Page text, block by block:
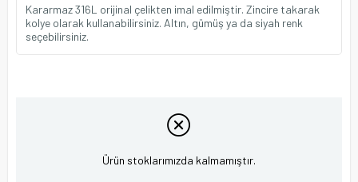
Kararmaz 316L orijinal çelikten imal edilmiştir. Zincire takarak
kolye olarak kullanabilirsiniz. Altın, gümüş ya da siyah renk
seçebilirsiniz.
Ürün stoklarımızda kalmamıştır.